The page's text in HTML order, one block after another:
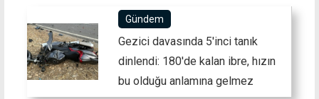
Gündem
Gezici davasında 5'inci tanık
dinlendi: 180'de kalan ibre, hızın
bu olduğu anlamına gelmez